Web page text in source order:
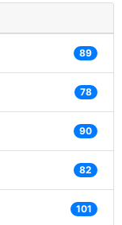
89
78
90
82
101